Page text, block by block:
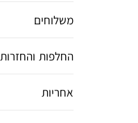
משלוחים
החלפות והחזרות
אחריות